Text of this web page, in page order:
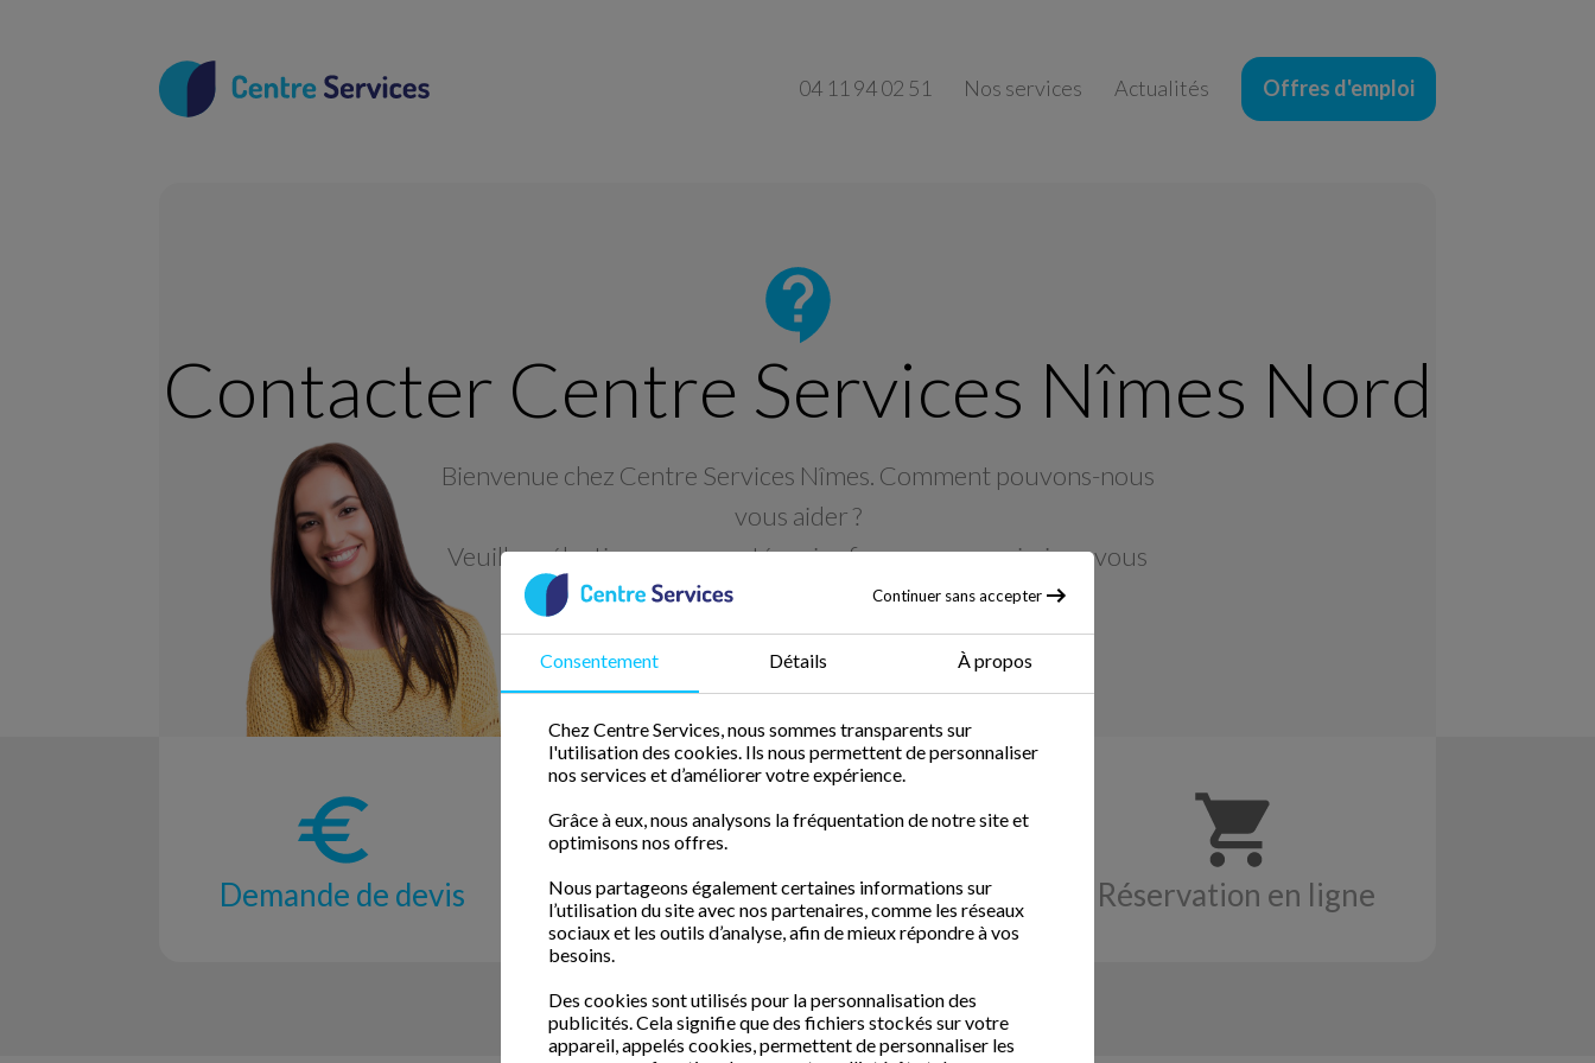
Continuer sans accepter
Consentement Détails À propos
Chez Centre Services, nous sommes transparents sur
l'utilisation des cookies. Ils nous permettent de personnaliser
nos services et d’améliorer votre expérience.
Grâce à eux, nous analysons la fréquentation de notre site et
optimisons nos offres.
Nous partageons également certaines informations sur
l’utilisation du site avec nos partenaires, comme les réseaux
sociaux et les outils d’analyse, afin de mieux répondre à vos
besoins.
Des cookies sont utilisés pour la personnalisation des
publicités. Cela signifie que des fichiers stockés sur votre
appareil, appelés cookies, permettent de personnaliser les
04 11 94 02 51 Nos services Actualités Offres d'emploi
Contacter Centre Services Nîmes Nord
Bienvenue chez Centre Services Nîmes. Comment pouvons-nous
vous aider ?
Veuillez sélectionner une catégorie afin que nous puissions vous
les informations appropriées.
Demande de devis Demande de rappel Offres d'emploi Réservation en ligne